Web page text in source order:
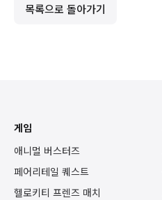
목록으로 돌아가기
게임
애니멀 버스터즈
페어리테일 퀘스트
헬로키티 프렌즈 매치